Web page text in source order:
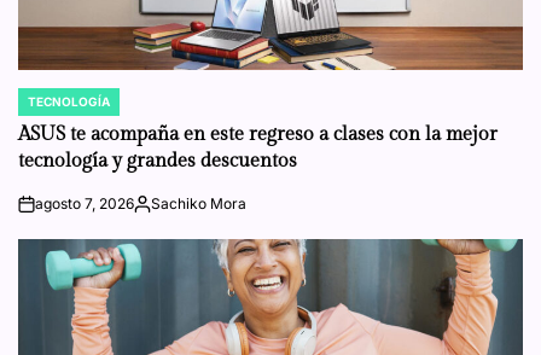
POSTED
IN
TECNOLOGÍA
ASUS te acompaña en este regreso a clases con la mejor
tecnología y grandes descuentos
onagosto 7, 2026Posted
Sachiko Mora